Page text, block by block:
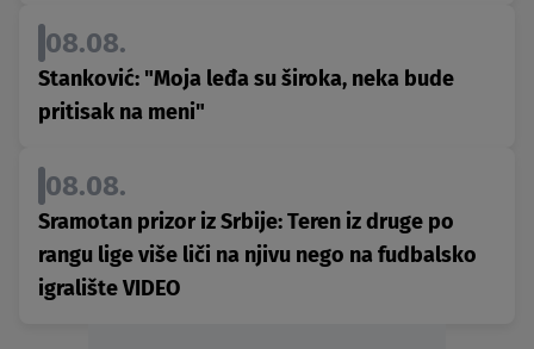
08.08.
Stanković: "Moja leđa su široka, neka bude
pritisak na meni"
08.08.
Sramotan prizor iz Srbije: Teren iz druge po
rangu lige više liči na njivu nego na fudbalsko
igralište VIDEO